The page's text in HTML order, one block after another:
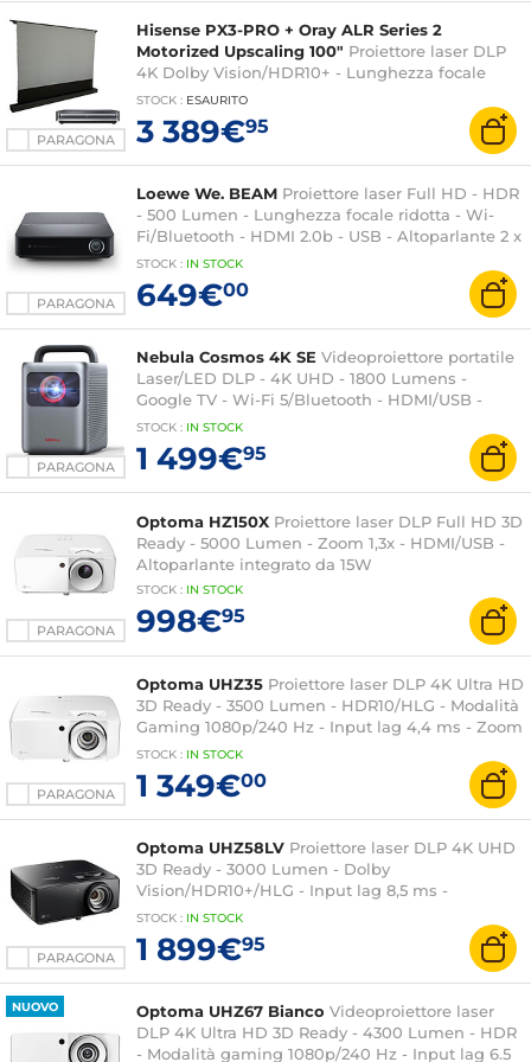
PARAGONA
Hisense PX3-PRO + Oray ALR Series 2
Motorized Upscaling 100" Proiettore laser DLP
4K Dolby Vision/HDR10+ - Lunghezza focale
regolabile - Smart TV - Wi-Fi/Bluetooth/AirPlay2 -
HDMI 2.1 - 2 x 15 Watt + 2 x 10 Watt soundbar
Dolby Atmos + schermo ascendente motorizzato
STOCK : ESAURITO
3 389€95
PARAGONA
Loewe We. BEAM Proiettore laser Full HD - HDR
- 500 Lumen - Lunghezza focale ridotta - Wi-
Fi/Bluetooth - HDMI 2.0b - USB - Altoparlante 2 x
5 Watt integrato
STOCK : IN STOCK
649€00
PARAGONA
Nebula Cosmos 4K SE Videoproiettore portatile
Laser/LED DLP - 4K UHD - 1800 Lumens -
Google TV - Wi-Fi 5/Bluetooth - HDMI/USB -
Suono 30W
STOCK : IN STOCK
1 499€95
PARAGONA
Optoma HZ150X Proiettore laser DLP Full HD 3D
Ready - 5000 Lumen - Zoom 1,3x - HDMI/USB -
Altoparlante integrato da 15W
STOCK : IN STOCK
998€95
PARAGONA
Optoma UHZ35 Proiettore laser DLP 4K Ultra HD
3D Ready - 3500 Lumen - HDR10/HLG - Modalità
Gaming 1080p/240 Hz - Input lag 4,4 ms - Zoom
1,6x - HDMI/USB/Ethernet - Altoparlante 15 W
integrato - IP6X
STOCK : IN STOCK
1 349€00
PARAGONA
Optoma UHZ58LV Proiettore laser DLP 4K UHD
3D Ready - 3000 Lumen - Dolby
Vision/HDR10+/HLG - Input lag 8,5 ms -
HDMI/USB/Ethernet - Altoparlante integrato da
STOCK : IN STOCK
1 899€95
NUOVO Optoma UHZ67 Bianco Videoproiettore laser
DLP 4K Ultra HD 3D Ready - 4300 Lumen - HDR
- Modalità gaming 1080p/240 Hz - Input lag 6.5